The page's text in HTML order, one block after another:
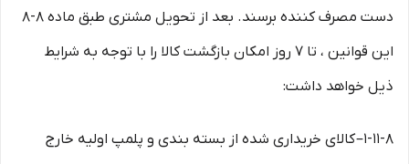
دست مصرف کننده برسند. بعد از تحویل مشتری طبق ماده ۸-۸
این قوانین ، تا ۷ روز امکان بازگشت کالا را با توجه به شرایط
ذیل خواهد داشت:
۱-۱۱-۸– کالای خریداری شده از بسته بندی و پلمپ اولیه خارج